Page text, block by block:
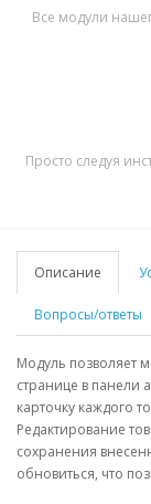
Все модули
Просто следуя
Описание
Вопросы/ответы
Модуль позволяет
странице в панели
карточку каждого
Редактирование
сохранения
обновиться, что